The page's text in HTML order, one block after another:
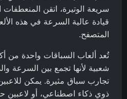
سريعة الوتيرة، اتقن المنعطفات
قيادة عالية السرعة في هذه
المتصفح.
تُعد ألعاب السباقات واحدة من
شعبية لأنها تجمع بين السرعة
تجارب سباق مثيرة. يمكن
ذوي ذكاء اصطناعي، أو لاعبين